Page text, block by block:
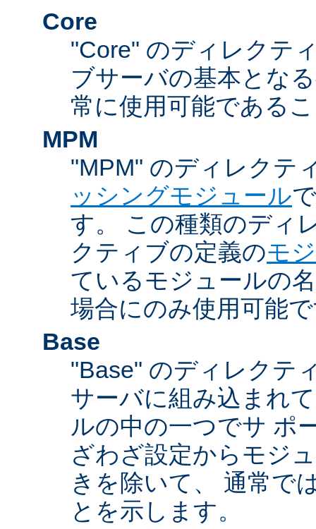
Core
"Core" のディレクテ
ブサーバの基本とな
常に使用可能である
MPM
"MPM" のディレクテ
ッシングモジュール
す。 この種類のディ
クティブの定義のモ
ているモジュールの
場合にのみ使用可能
Base
"Base" のディレクテ
サーバに組み込まれ
ルの中の一つでサ ポ
ざわざ設定からモジ
きを除いて、 通常で
とを示します。